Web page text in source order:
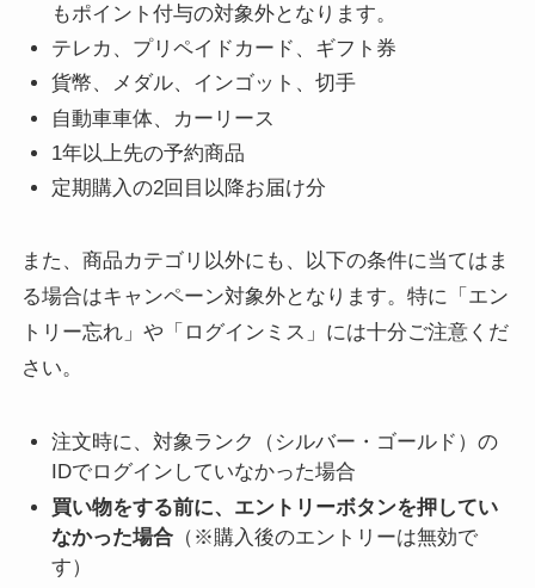
もポイント付与の対象外となります。
テレカ、プリペイドカード、ギフト券
貨幣、メダル、インゴット、切手
自動車車体、カーリース
1年以上先の予約商品
定期購入の2回目以降お届け分
また、商品カテゴリ以外にも、以下の条件に当てはま
る場合はキャンペーン対象外となります。特に「エン
トリー忘れ」や「ログインミス」には十分ご注意くだ
さい。
注文時に、対象ランク（シルバー・ゴールド）の
IDでログインしていなかった場合
買い物をする前に、エントリーボタンを押してい
なかった場合 （※購入後のエントリーは無効で
す）